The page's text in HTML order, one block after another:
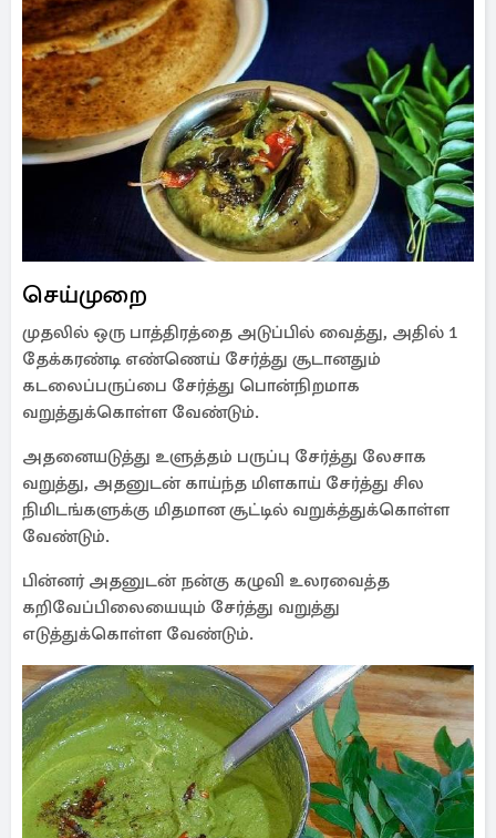
செய்முறை
முதலில் ஒரு பாத்திரத்தை அடுப்பில் வைத்து, அதில் 1
தேக்கரண்டி எண்ணெய் சேர்த்து சூடானதும்
கடலைப்பருப்பை சேர்த்து பொன்நிறமாக
வறுத்துக்கொள்ள வேண்டும்.
அதனையடுத்து உளுத்தம் பருப்பு சேர்த்து லேசாக
வறுத்து, அதனுடன் காய்ந்த மிளகாய் சேர்த்து சில
நிமிடங்களுக்கு மிதமான சூட்டில் வறுக்த்துக்கொள்ள
வேண்டும்.
பின்னர் அதனுடன் நன்கு கழுவி உலரவைத்த
கறிவேப்பிலையையும் சேர்த்து வறுத்து
எடுத்துக்கொள்ள வேண்டும்.